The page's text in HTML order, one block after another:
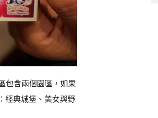
包含兩個園區，如果
經典城堡、美女與野